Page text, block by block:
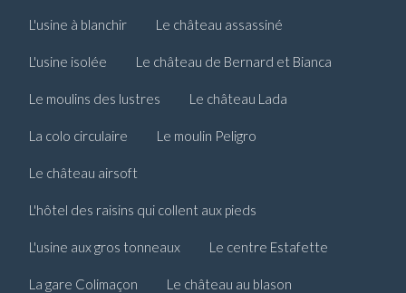
L'usine à blanchir Le château assassiné
L'usine isolée Le château de Bernard et Bianca
Le moulins des lustres Le château Lada
La colo circulaire Le moulin Peligro
Le château airsoft
L'hôtel des raisins qui collent aux pieds
L'usine aux gros tonneaux Le centre Estafette
La gare Colimaçon Le château au blason